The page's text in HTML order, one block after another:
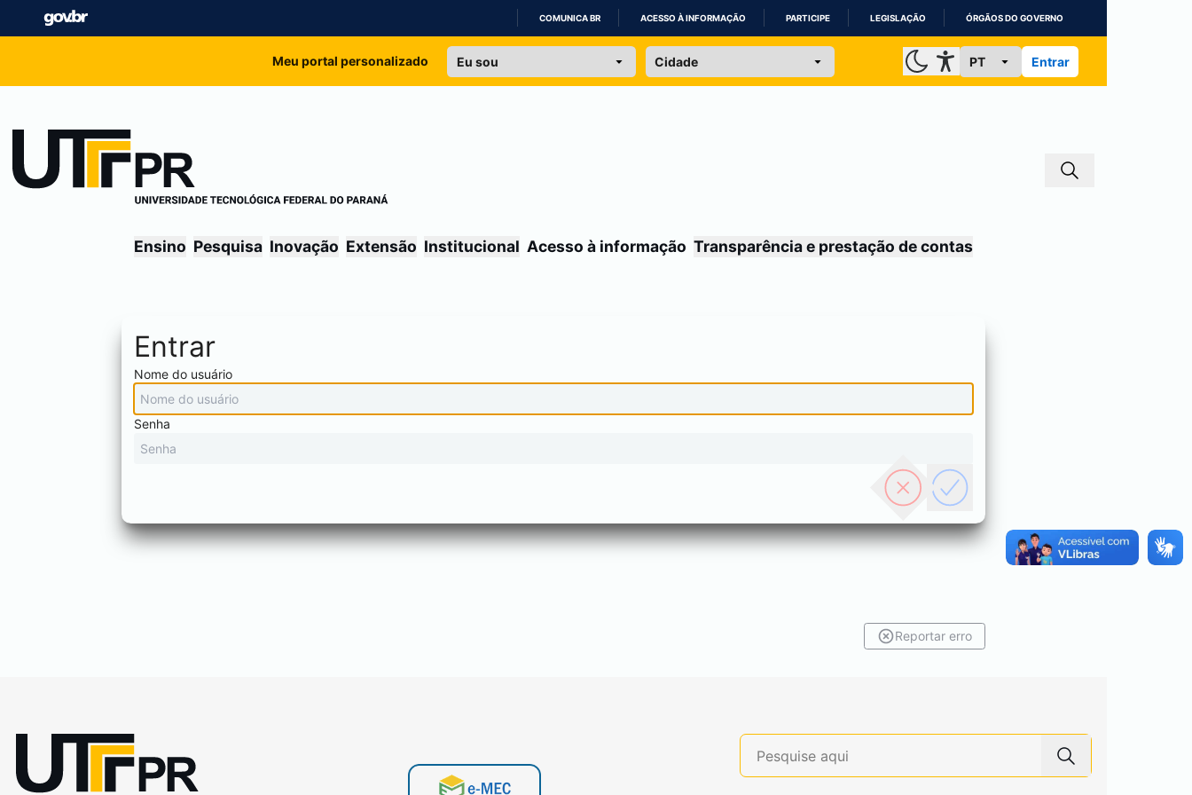
IR
COMUNICA BR ACESSO À INFORMAÇÃO PARTICIPE LEGISLAÇÃO ÓRGÃOS DO GOVERNO
Meu portal personalizado Entrar
Ensino Pesquisa Inovação Extensão Institucional Acesso à informação Transparência e prestação de contas
Entrar
Nome do usuário
Senha
Reportar erro